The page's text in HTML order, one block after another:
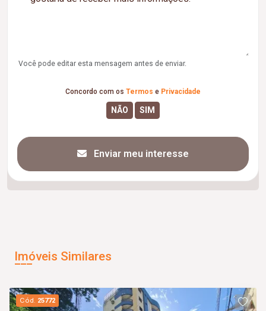
Você pode editar esta mensagem antes de enviar.
Concordo com os Termos e Privacidade
Enviar meu interesse
Imóveis Similares
Cód. 25772